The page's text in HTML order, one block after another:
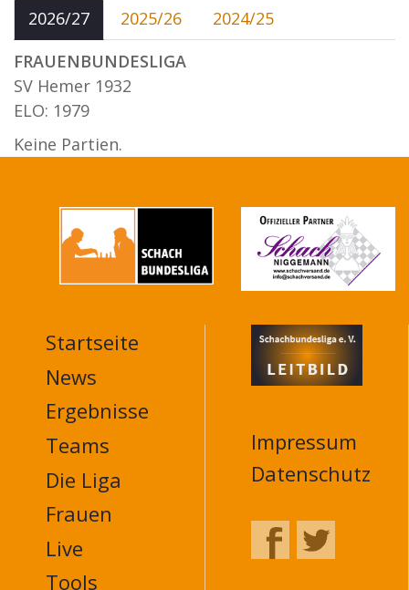
2026/27 2025/26
2024/25
FRAUENBUNDESLIGA
SV Hemer 1932
ELO: 1979
Keine Partien.
MAIN
NAVIGATION
FOOTER
Startseite
News
Ergebnisse
Teams
Die Liga
Frauen
Live
Tools
Impressum
Datenschutz